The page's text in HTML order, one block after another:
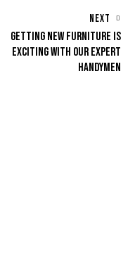
NEXT
GETTING NEW FURNITURE IS
EXCITING WITH OUR EXPERT
HANDYMEN